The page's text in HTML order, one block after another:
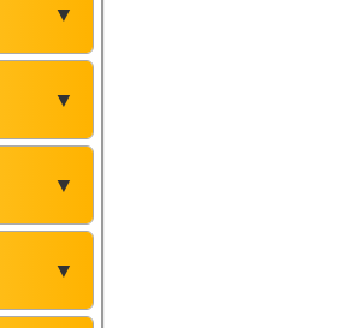
▼
▼
▼
▼